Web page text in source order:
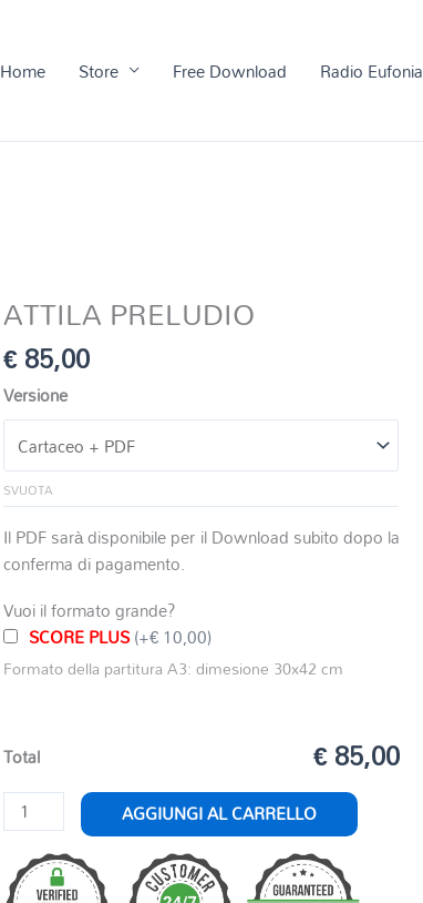
Home Store Free Download Radio Eufonia
ATTILA PRELUDIO
€85,00
Versione
SVUOTA
Il PDF sarà disponibile per il Download subito dopo la
conferma di pagamento.
Vuoi il formato grande?
SCORE PLUS(+€ 10,00)
Formato della partitura A3: dimesione 30x42 cm
Total € 85,00
ATTILA
PRELUDIO
quantità
AGGIUNGI AL CARRELLO